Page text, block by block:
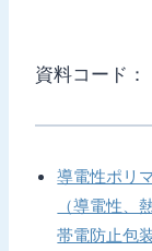
資料コード
導電性ポリ
（導電性、
帯電防止包